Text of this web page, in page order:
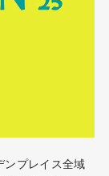
ンプレイス全域